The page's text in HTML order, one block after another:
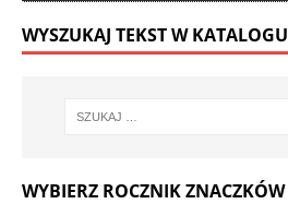
WYSZUKAJ TEKST W KATALOGU
WYBIERZ ROCZNIK ZNACZKÓW